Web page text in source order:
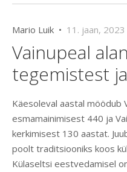
Mario Luik • 11. jaan, 2023
Vainupeal
tegemistest
Käesoleval aastal möödub
esmamainimisest 440 ja
kerkimisest 130 aastat.
poolt traditsiooniks koos
Külaseltsi eestvedamisel